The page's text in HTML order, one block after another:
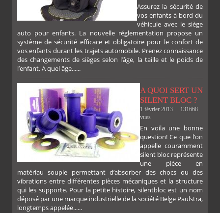
FACEBOOKTWITTERGOOGLEPINTEREST
PLUS
Assurez la sécurité de
vos enfants à bord du
véhicule avec le siège
auto pour enfants. La nouvelle réglementation propose un
système de sécurité efficace et obligatoire pour le confort de
vos enfants durant les trajets automobile. Prenez connaissance
des changements de sièges selon l’âge, la taille et le poids de
l’enfant. A quel âge......
A QUOI SERT UN
SILENT BLOC ?
1 février 2013
131668
vues
En voila une bonne
question! Ce que l’on
appelle couramment
silent bloc représente
une pièce en
matériau souple permettant d’absorber des chocs ou des
vibrations entre différentes pièces mécaniques et la structure
qui les supporte. Pour la petite histoire, silentbloc est un nom
déposé par une marque industrielle de la société Belge Paulstra,
longtemps appelée......